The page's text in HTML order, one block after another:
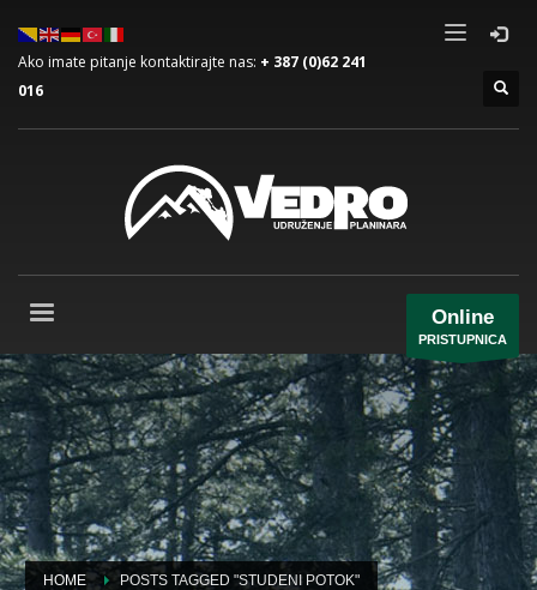
Ako imate pitanje kontaktirajte nas: + 387 (0)62 241
016
Online
PRISTUPNICA
HOME POSTS TAGGED "STUDENI POTOK"